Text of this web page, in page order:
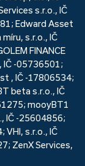
s.r.o., IČ
Edward Asset
s.r.o., IČ
FINANCE
IČ -05736501;
, IČ -17806534;
beta s.r.o., IČ
mooyBT1
IČ -25604856;
VHI, s.r.o., IČ
ZenX Services,